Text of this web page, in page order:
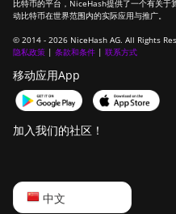
比特币的平台，NiceHash提供了一个有关于
动比特币在世界范围内的实际应用与推广。
© 2014 - 2026 NiceHash AG. All Rights
隐私政策 | 条款和条件 | 联系方式
移动应用App
加入我们的社区！
中文
English